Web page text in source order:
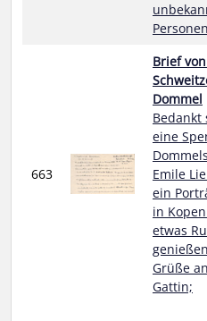
Personen
663
Brief
Dommel
Bedankt
eine
Emile
ein
in
etwas
Grüße
Gattin;